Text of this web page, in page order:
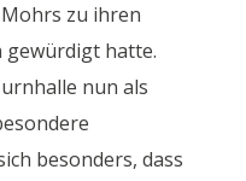
zu ihren
gewürdigt hatte.
nun als
besonders, dass